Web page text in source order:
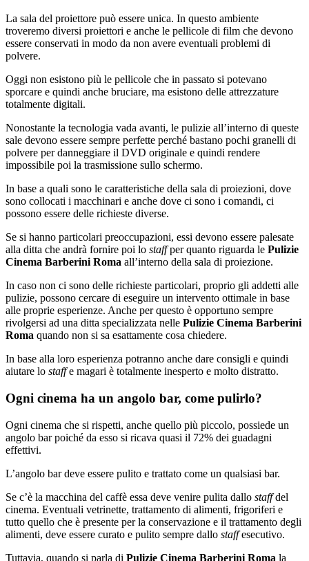
La sala del proiettore può essere unica. In questo ambiente
troveremo diversi proiettori e anche le pellicole di film che devono
essere conservati in modo da non avere eventuali problemi di
polvere.
Oggi non esistono più le pellicole che in passato si potevano
sporcare e quindi anche bruciare, ma esistono delle attrezzature
totalmente digitali.
Nonostante la tecnologia vada avanti, le pulizie all’interno di queste
sale devono essere sempre perfette perché bastano pochi granelli di
polvere per danneggiare il DVD originale e quindi rendere
impossibile poi la trasmissione sullo schermo.
In base a quali sono le caratteristiche della sala di proiezioni, dove
sono collocati i macchinari e anche dove ci sono i comandi, ci
possono essere delle richieste diverse.
Se si hanno particolari preoccupazioni, essi devono essere palesate
alla ditta che andrà fornire poi lo staffper quanto riguarda le Pulizie
Cinema Barberini Roma all’interno della sala di proiezione.
In caso non ci sono delle richieste particolari, proprio gli addetti alle
pulizie, possono cercare di eseguire un intervento ottimale in base
alle proprie esperienze. Anche per questo è opportuno sempre
rivolgersi ad una ditta specializzata nelle Pulizie Cinema Barberini
Roma quando non si sa esattamente cosa chiedere.
In base alla loro esperienza potranno anche dare consigli e quindi
aiutare lo staffe magari è totalmente inesperto e molto distratto.
Ogni cinema ha un angolo bar, come pulirlo?
Ogni cinema che si rispetti, anche quello più piccolo, possiede un
angolo bar poiché da esso si ricava quasi il 72% dei guadagni
effettivi.
L’angolo bar deve essere pulito e trattato come un qualsiasi bar.
Se c’è la macchina del caffè essa deve venire pulita dallo staffdel
cinema. Eventuali vetrinette, trattamento di alimenti, frigoriferi e
tutto quello che è presente per la conservazione e il trattamento degli
alimenti, deve essere curato e pulito sempre dallo staffesecutivo.
Tuttavia, quando si parla di Pulizie Cinema Barberini Roma la